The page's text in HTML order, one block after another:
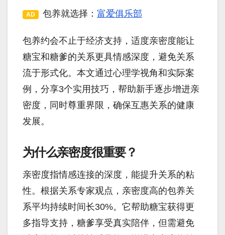
AD 包养就选择： 富爱俱乐部
包养约会不止于经济支持，适度亲密度能让
糖宝和糖爹的关系更具情感深度，避免关系
流于形式化。本文通过心理学视角和实际案
例，分享3个实用技巧，帮助新手逐步增进亲
密度，同时尊重界限，确保互惠关系的健康
发展。
为什么亲密度很重要？
亲密度指情感连接的深度，能提升关系的粘
性。根据关系专家观点，亲密度高的包养关
系平均持续时间长30%。它帮助糖宝获得更
多指导支持，糖爹享受真实陪伴，但需避免